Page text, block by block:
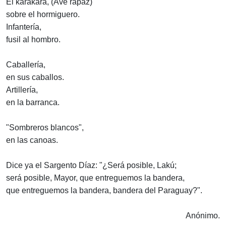
El karakara, (Ave rapaz)
sobre el hormiguero.
Infantería,
fusil al hombro.
Caballería,
en sus caballos.
Artillería,
en la barranca.
"Sombreros blancos",
en las canoas.
Dice ya el Sargento Díaz: "¿Será posible, Lakú;
será posible, Mayor, que entreguemos la bandera,
que entreguemos la bandera, bandera del Paraguay?".
Anónimo.